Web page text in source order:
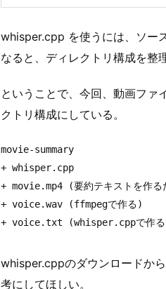
whisper.cpp を使うには、ソー
なると、ディレクトリ構成を整
ということで、今回、動画ファ
クトリ構成にしている。
movie-summary
+ whisper.cpp
+ movie.mp4 (要約テキストを作る
+ voice.wav (ffmpegで作る)
+ voice.txt (whisper.cppで作
whisper.cppのダウンロードか
考にしてほしい。